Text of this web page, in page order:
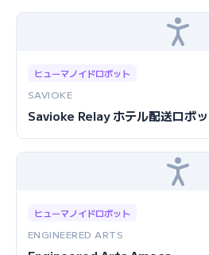
ヒューマノイドロボット
SAVIOKE
Savioke Relay ホテル配送ロボ
ヒューマノイドロボット
ENGINEERED ARTS